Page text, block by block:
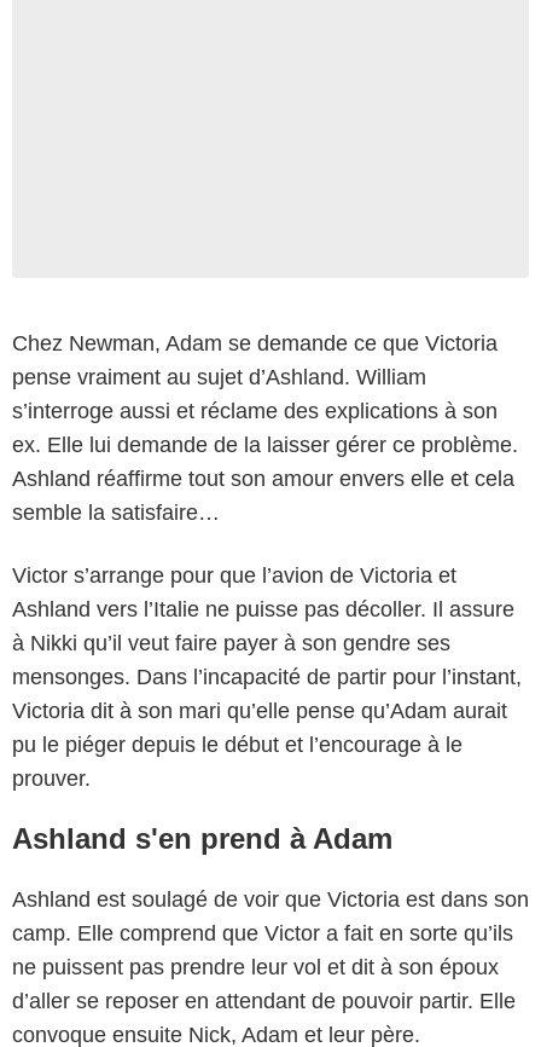
Chez Newman, Adam se demande ce que Victoria
pense vraiment au sujet d’Ashland. William
s’interroge aussi et réclame des explications à son
ex. Elle lui demande de la laisser gérer ce problème.
Ashland réaffirme tout son amour envers elle et cela
semble la satisfaire…
Victor s’arrange pour que l’avion de Victoria et
Ashland vers l’Italie ne puisse pas décoller. Il assure
à Nikki qu’il veut faire payer à son gendre ses
mensonges. Dans l’incapacité de partir pour l’instant,
Victoria dit à son mari qu’elle pense qu’Adam aurait
pu le piéger depuis le début et l’encourage à le
prouver.
Ashland s'en prend à Adam
Ashland est soulagé de voir que Victoria est dans son
camp. Elle comprend que Victor a fait en sorte qu’ils
ne puissent pas prendre leur vol et dit à son époux
d’aller se reposer en attendant de pouvoir partir. Elle
convoque ensuite Nick, Adam et leur père.